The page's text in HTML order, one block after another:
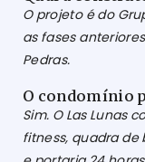
O projeto é do
as fases
Pedras.
O condomínio
Sim. O Las Lunas
fitness, quadra